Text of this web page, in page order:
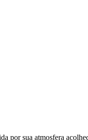
sua atmosfera